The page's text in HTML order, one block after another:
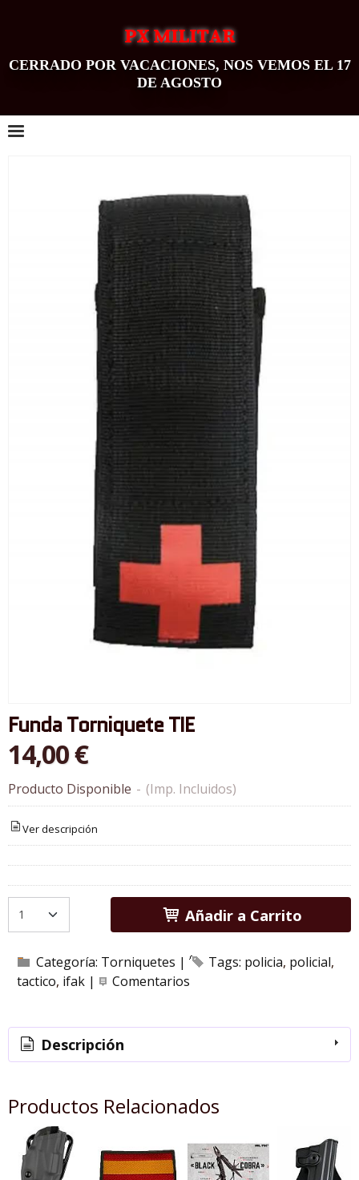
PX MILITAR
CERRADO POR VACACIONES, NOS VEMOS EL 17
DE AGOSTO
Funda Torniquete TIE
14,00 €
Producto Disponible - (Imp. Incluidos)
Ver descripción
Añadir a Carrito
Categoría: Torniquetes | Tags: policia policial
tactico ifak | Comentarios
Descripción
Productos Relacionados